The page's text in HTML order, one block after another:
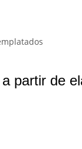
partir de